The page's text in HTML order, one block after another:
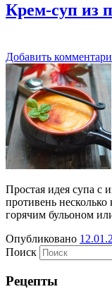
Крем-суп из
Добавить
Простая идея супа с
противень
горячим бульоном
Опубликовано
Поиск
Рецепты